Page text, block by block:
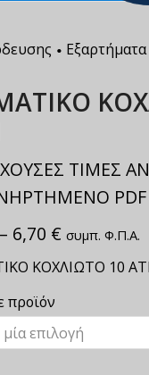
•
ΤΙΜΕΣ
PDF
– 6,70 € συμπ. Φ.Π.Α.
ΚΟΧΛΙΩΤΟ 10
προϊόν